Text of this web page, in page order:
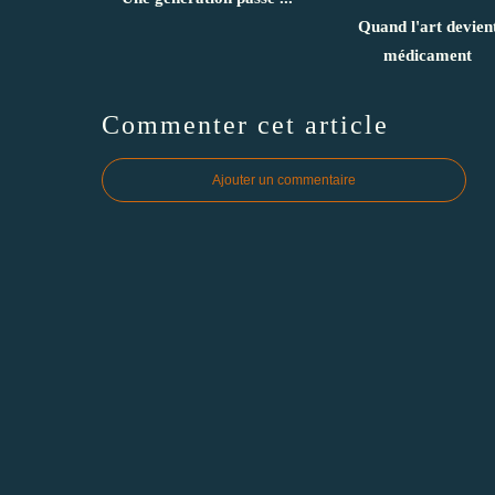
Quand l'art
médicament
Commenter cet article
Ajouter un commentaire